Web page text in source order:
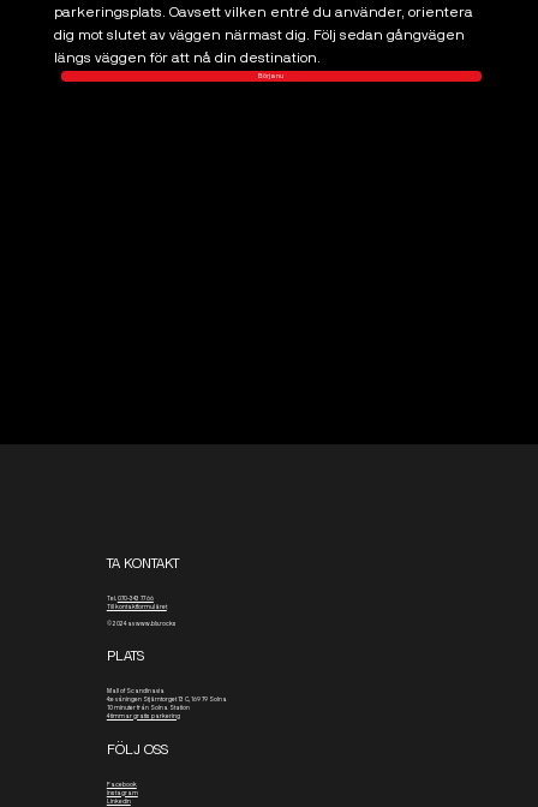
parkeringsplats. Oavsett vilken entré du använder, orientera
dig mot slutet av väggen närmast dig. Följ sedan gångvägen
längs väggen för att nå din destination.
Börja nu
TA KONTAKT
Tel. 070-343 77 66
Till kontaktformuläret
© 2024 av www.blx.rocks
PLATS
Mall of Scandinavia
4:e våningen
Stjärntorget 13 C, 169 79 Solna
10 minuter från Solna Station
4 timmar gratis parkering
FÖLJ OSS
Facebook
Instagram
Linkedin